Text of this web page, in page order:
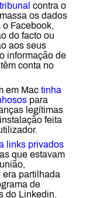
contra o
os dados
Facebook,
do facto ou
aos seus
informação de
conta no
em Mac tinha
para
legítimas
feita
links privados
que estavam
era partilhada
de
do Linkedin.